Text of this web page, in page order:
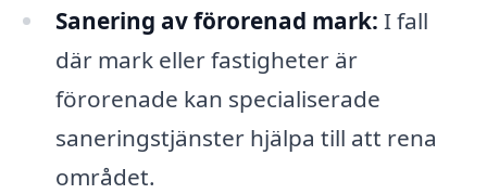
Sanering av förorenad mark: I fall
där mark eller fastigheter är
förorenade kan specialiserade
saneringstjänster hjälpa till att rena
området.